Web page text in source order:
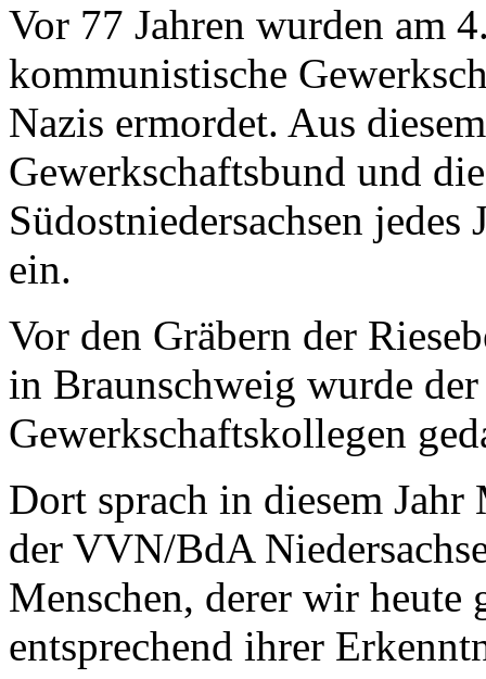
Vor 77 Jahren wurden am
kommunistische
Nazis ermordet. Aus
Gewerkschaftsbund und
Südostniedersachsen
ein.
Vor den Gräbern der
in Braunschweig wurde
Gewerkschaftskollegen
Dort sprach in diesem
der VVN/BdA
Menschen, derer wir heute
entsprechend ihrer